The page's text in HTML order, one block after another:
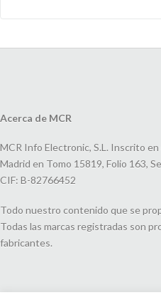
Acerca de MCR
MCR Info Electronic, S.L. Inscrito
Madrid en Tomo 15819, Folio 163,
CIF: B-82766452
Todo nuestro contenido que se
Todas las marcas registradas son
fabricantes.